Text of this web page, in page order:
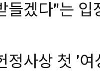
들겠다"는 입
정사상 첫 '